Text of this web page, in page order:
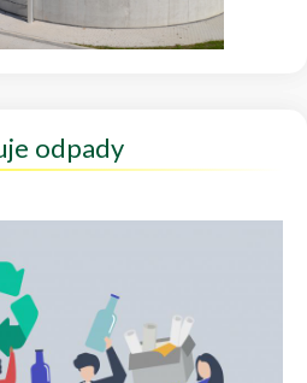
odpady